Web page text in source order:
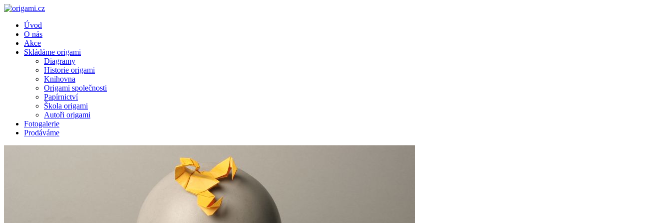
Úvod
O nás
Akce
Skládáme origami
Diagramy
Historie origami
Knihovna
Origami společnosti
Papírnictví
Škola origami
Autoři origami
Fotogalerie
Prodáváme